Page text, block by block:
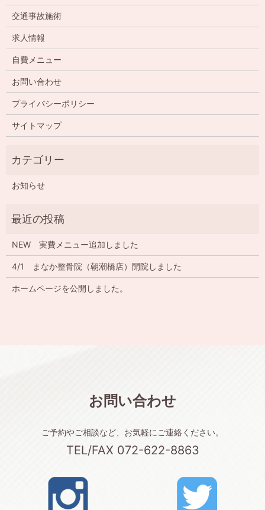
交通事故施術
求人情報
自費メニュー
お問い合わせ
プライバシーポリシー
サイトマップ
お知らせ
NEW 実費メニュー追加しました
4/1 まなか整骨院（朝潮橋店）開院しました
ホームページを公開しました。
お問い合わせ
ご予約やご相談など、お気軽にご連絡ください。
TEL/FAX 072-622-8863